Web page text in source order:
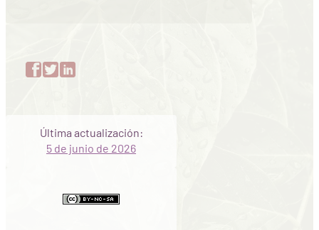
Última actualización:
5 de junio de 2026